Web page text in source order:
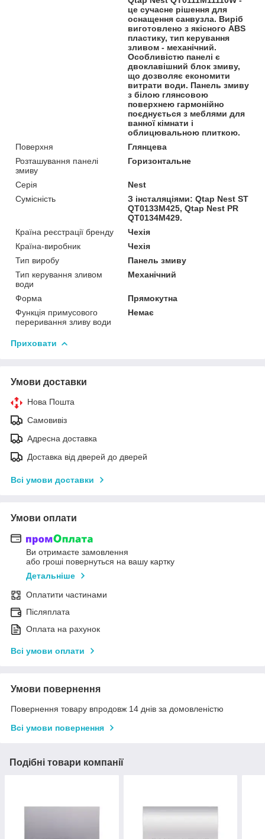
це сучасне рішення для
оснащення санвузла. Виріб
виготовлено з якісного ABS
пластику, тип керування
зливом - механічний.
Особливістю панелі є
двоклавішний блок змиву,
що дозволяє економити
витрати води. Панель змиву
з білою глянсовою
поверхнею гармонійно
поєднується з меблями для
ванної кімнати і
облицювальною плиткою.
Поверхня
Глянцева
Розташування панелі
змиву
Горизонтальне
Серія
Nest
Сумісність
З інсталяціями: Qtap Nest ST
QT0133M425, Qtap Nest PR
QT0134M429.
Країна реєстрації бренду
Чехія
Країна-виробник
Чехія
Тип виробу
Панель змиву
Тип керування зливом
води
Механічний
Форма
Прямокутна
Функція примусового
переривання зливу води
Немає
Приховати
Умови доставки
Нова Пошта
Самовивіз
Адресна доставка
Доставка від дверей до дверей
Всі умови доставки
Умови оплати
Ви отримаєте замовлення
або гроші повернуться на вашу картку
Детальніше
Оплатити частинами
Післяплата
Оплата на рахунок
Всі умови оплати
Умови повернення
Повернення товару впродовж 14 днів за домовленістю
Всі умови повернення
Подібні товари компанії